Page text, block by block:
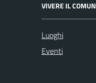
VIVERE IL
Luoghi
Eventi